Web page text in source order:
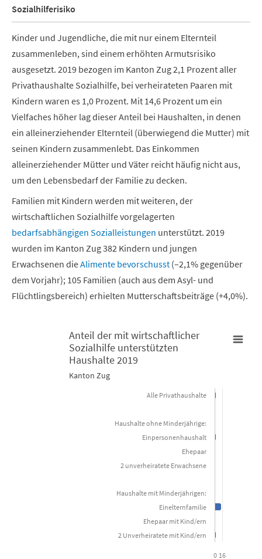
Sozialhilferisiko
Kinder und Jugendliche, die mit nur einem Elternteil
zusammenleben, sind einem erhöhten Armutsrisiko
ausgesetzt. 2019 bezogen im Kanton Zug 2,1 Prozent aller
Privathaushalte Sozialhilfe, bei verheirateten Paaren mit
Kindern waren es 1,0 Prozent. Mit 14,6 Prozent um ein
Vielfaches höher lag dieser Anteil bei Haushalten, in denen
ein alleinerziehender Elternteil (überwiegend die Mutter) mit
seinen Kindern zusammenlebt. Das Einkommen
alleinerziehender Mütter und Väter reicht häufig nicht aus,
um den Lebensbedarf der Familie zu decken.
Familien mit Kindern werden mit weiteren, der
wirtschaftlichen Sozialhilfe vorgelagerten
bedarfsabhängigen Sozialleistungen unterstützt. 2019
wurden im Kanton Zug 382 Kindern und jungen
Erwachsenen dieAlimente bevorschusst (–2,1% gegenüber
dem Vorjahr); 105 Familien (auch aus dem Asyl- und
Flüchtlingsbereich) erhielten Mutterschaftsbeiträge (+4,0%).
Anteil der mit wirtschaftlicher Sozialhilfe unterstützten
View as data table, Anteil der mit wirtschaftlicher
The chart has 1 Y axis displaying Prozent. Data ranges from 0.5
Anteil der mit wirtschaftlicher
Sozialhilfe unterstützten
Haushalte 2019
Kanton Zug
0 16
2 Unverheiratete mit Kind/ern
Ehepaar mit Kind/ern
Einelternfamilie
Haushalte mit Minderjährigen:
2 unverheiratete Erwachsene
Ehepaar
Einpersonenhaushalt
Haushalte ohne Minderjährige:
Alle Privathaushalte